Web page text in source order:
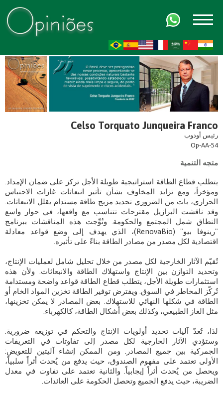
Celso Torquato Junqueira Franco
رئيس أودوب
Op-AA-54
متجه التنمية
يتطلب قطاع الطاقة استراتيجية طويلة الأجل تركز على ضمان الإمداد.
ومؤخراً، ومع تزايد المخاوف بشأن تأثير انبعاثات غازات الاحتباس
الحراري، بات من الضروري تحديد مزيج طاقة مستدام يقلل الانبعاثات.
وقد ناقشت البرازيل مقترحات تتناسب مع واقعها، في حوار واسع
النطاق شمل المجتمع والحكومة. وتُوِّجت هذه المناقشات ببرنامج
"رينوفا بيو" (RenovaBio)، الذي يهدف إلى وضع قواعد معادلة
اقتصادية لكل مصدر من مصادر الطاقة بناءً على تأثيره.
تُقيّم الآثار الخارجية لكل مصدر من خلال تحليل شامل لعمليات الإنتاج،
وتحديد التوازن بين الإنتاج واستهلاك الطاقة والانبعاثات. ولأن هذه
استثمارات طويلة الأجل، يتطلب قطاع الطاقة قواعد واضحة ومستدامة
تُركّز المخاطر في السوق. ويفترض توفير الطاقة تخزين المواد الخام أو
الطاقة في شكلها النهائي للاستهلاك. بعض المصادر لا يمكن تخزينها،
مثل الغاز الطبيعي، وكذلك بعض أشكال الطاقة، كالكهرباء.
لذا، تُعدّ آليات تحديد أولويات الإنتاج والتحكم في توزيعه ضرورية.
وستؤدي الآثار الخارجية لكل مصدر إلى تفاوتات في التعريفات
الجمركية بين جميع المصادر. ومن الممكن إنشاء آليتين للتعويض:
الأولى تعتمد على مفهوم الصندوق، حيث يدفع من يُحدث أثراً سلبياً،
ويحصل من يُحدث أثراً إيجابياً. والثانية تعتمد على تفاوت في معدل
الضريبة، حيث يدفع الجميع وتحصل الحكومة على العائدات.